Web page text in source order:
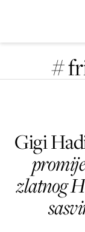
#
Gigi
zlatnog